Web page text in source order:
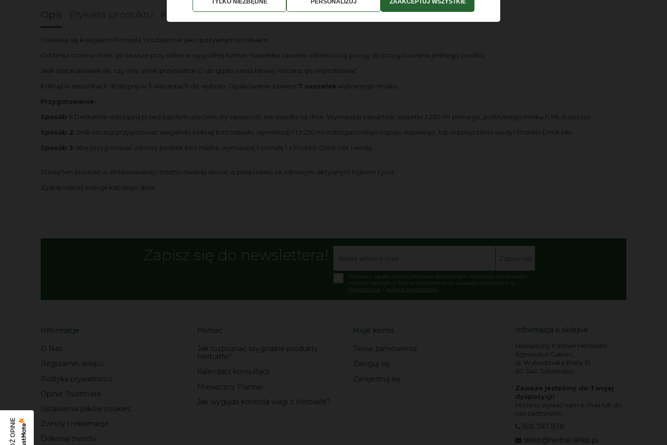
Opis Etykieta produktu Koszty dostawy Bezpieczeństwo Opinie(4)
Delektuj się koktajlem Formuła 1 codziennie jako pożywnym posiłkiem.
Od teraz możesz mieć go zawsze przy sobie w wygodnej formie. Saszetka zawiera odmierzoną porcję do przygotowania jednego posiłku.
Jeśli zastanawiałeś się, czy inny smak przypadnie Ci do gustu, teraz łatwiej mozesz go wypróbować.
Koktajl w saszetkach dostępny w 3 wariantach do wyboru. Opakowanie zawiera 7 saszetek wybranego smaku.
Przygotowanie:
Sposób 1: Delikatnie wstrząśnij przed każdym użyciem, by zawartość nie osiadła na dnie. Wymieszaj zawartość saszetki z 250 ml zimnego, półtłustego mleka (1,5% tłuszczu).
Sposób 2: Jeśli chcesz przygotować wegański koktajl bez nabiału, wymieszaj F1 z 250 ml wzbogaconego napoju sojowego, lub w połączeniu wody i Protein Drink Mix
Sposób 3: Aby przygotować zdrowy posiłek bez mleka, wymieszaj Formułę 1 z Protein Drink Mix i wodą.
Stosuj ten produkt w zbilansowanej i zróżnicowanej diecie w połączeniu ze zdrowym, aktywnym trybem życia.
Zyskaj więcej energii każdego dnia!
Zapisz się do newslettera! Zapisz się
Wyrażam zgodę na otrzymywanie bezpłatnych informacji handlowych i
marketingowych w formie newslettera na zasadach określonych w
Regulaminie
polityce prywatnościi
Informacje
O Nas
Regulamin sklepu
Polityka prywatności
Opinie Trustmate
Ustawienia plików cookies
Zwroty i reklamacje
Dokonaj zwrotu
Pomoc
Jak rozpoznać oryginalne produkty
Herbalife?
Kalendarz konsultacji
Miesięczny Planner
Jak wygląda kontrola wagi z Herbalife?
Moje konto
Twoje zamówienia
Zaloguj się
Zarejestruj się
Informacja o sklepie
Niezależny Partner Herbalife
Agnieszka Gabiec,
ul. Wybudówka Biała 31,
82-340 Tolkmicko,
Zawsze jesteśmy do Twojej
dyspozycji!
Możesz wysłać nam e-mail lub do
nas zadzwonić
506 747 838
sklep@herbal-sklep.pl